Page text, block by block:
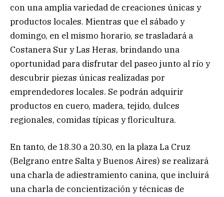
con una amplia variedad de creaciones únicas y
productos locales. Mientras que el sábado y
domingo, en el mismo horario, se trasladará a
Costanera Sur y Las Heras, brindando una
oportunidad para disfrutar del paseo junto al río y
descubrir piezas únicas realizadas por
emprendedores locales. Se podrán adquirir
productos en cuero, madera, tejido, dulces
regionales, comidas típicas y floricultura.
En tanto, de 18.30 a 20.30, en la plaza La Cruz
(Belgrano entre Salta y Buenos Aires) se realizará
una charla de adiestramiento canina, que incluirá
una charla de concientización y técnicas de